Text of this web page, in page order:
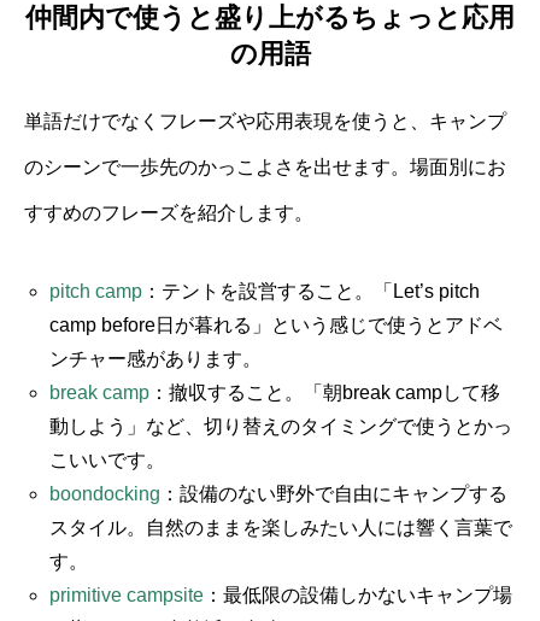
仲間内で使うと盛り上がるちょっと応用
の用語
単語だけでなくフレーズや応用表現を使うと、キャンプ
のシーンで一歩先のかっこよさを出せます。場面別にお
すすめのフレーズを紹介します。
pitch camp：テントを設営すること。「Let’s pitch
camp before日が暮れる」という感じで使うとアドベ
ンチャー感があります。
break camp：撤収すること。「朝break campして移
動しよう」など、切り替えのタイミングで使うとかっ
こいいです。
boondocking ：設備のない野外で自由にキャンプする
スタイル。自然のままを楽しみたい人には響く言葉で
す。
primitive campsite：最低限の設備しかないキャンプ場